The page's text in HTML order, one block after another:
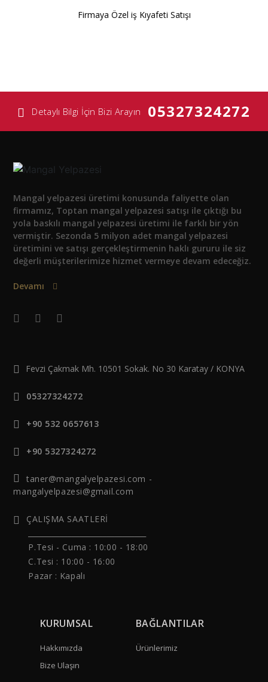
Firmaya Özel iş Kıyafeti Satışı
Detaylı Bilgi İçin Bizi Arayın 05327324272
Mangal yelpazesi üretimi konusunda faliyette olan
firmamız, Toptan mangal yelpazesi satışı ile çıktığı bu
yola baskılı mangal yelpazesi üretimi ile farklı bir yön
vermiştir. Sezonda 5 milyon adet mangal yelpazesi
üretimini ve satışı gerçekleştirmenin haklı gururu ile siz
değerli müşterilerimize hizmet vermeye devam edeceğiz.
Devamı
Fevzi Çakmak Mh. 10501 Sokak. No 30 Karatay / KONYA
05327324272
+90 532 0657613
+90 5327324272
taner@mangalyelpazesi.com -
mangalyelpazesi@gmail.com
ÇALIŞMA SAATLERİ
P.Tesi - Cuma : 10:00 - 18:00
C.Tesi : 10:00 - 16:00
Pazar : Kapalı
KURUMSAL
Hakkımızda
Bize Ulaşın
BAĞLANTILAR
Ürünlerimiz